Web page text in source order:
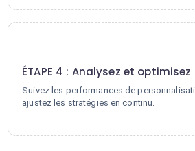
ÉTAPE 4 : Analysez et optimisez
Suivez les performances de
ajustez les stratégies en continu.